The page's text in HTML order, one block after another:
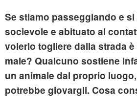
Se stiamo passeggiando e
socievole e abituato al
volerlo togliere dalla strada
male? Qualcuno sostiene
un animale dal proprio
potrebbe giovargli. Cosa